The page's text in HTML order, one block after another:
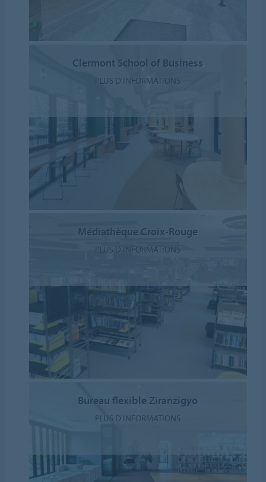
Clermont School of Business
PLUS D'INFORMATIONS
Médiathèque Croix-Rouge
PLUS D'INFORMATIONS
Bureau flexible Ziranzigyo
PLUS D'INFORMATIONS